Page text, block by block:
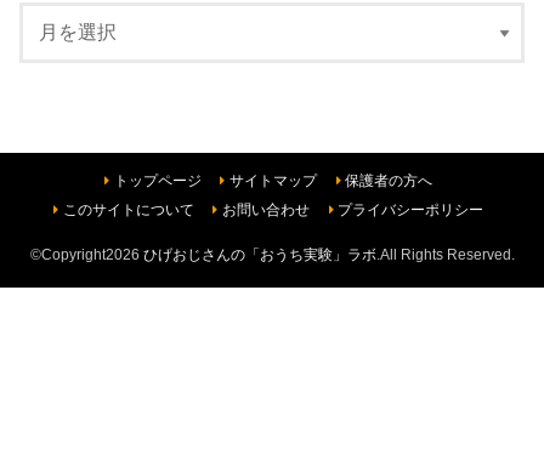
トップページ サイトマップ
保護者の方へ
このサイトについて
お問い合わせ プライバシーポリシー
©Copyright2026 ひげおじさんの「おうち実験」ラボ .All Rights Reserved.